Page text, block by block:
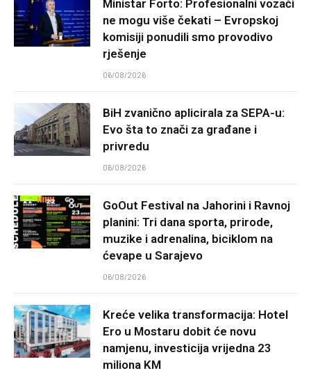
Ministar Forto: Profesionalni vozači
ne mogu više čekati – Evropskoj
komisiji ponudili smo provodivo
rješenje
06/08/2026
BiH zvanično aplicirala za SEPA-u:
Evo šta to znači za građane i
privredu
06/08/2026
GoOut Festival na Jahorini i Ravnoj
planini: Tri dana sporta, prirode,
muzike i adrenalina, biciklom na
ćevape u Sarajevo
06/08/2026
Kreće velika transformacija: Hotel
Ero u Mostaru dobit će novu
namjenu, investicija vrijedna 23
miliona KM